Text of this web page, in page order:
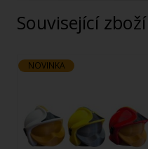
Související zboží
NOVINKA